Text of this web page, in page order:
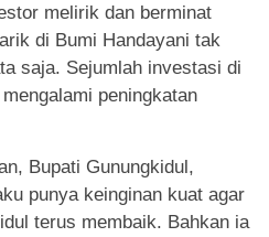
melirik dan berminat
di Bumi Handayani tak
saja. Sejumlah investasi di
peningkatan
Bupati Gunungkidul,
punya keinginan kuat agar
terus membaik. Bahkan ia